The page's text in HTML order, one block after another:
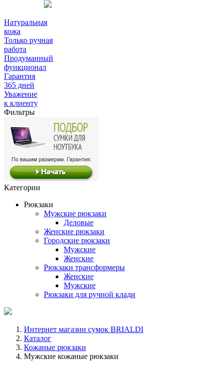
Натуральная
кожа
Только ручная
работа
Продуманный
функционал
Гарантия
365 дней
Уважение
к клиенту
Фильтры
Категории
Рюкзаки
Мужские рюкзаки
Деловые
Женские рюкзаки
Городские рюкзаки
Мужские
Женские
Рюкзаки трансформеры
Женские
Мужские
Рюкзаки для ручной клади
Интернет магазин сумок BRIALDI
Каталог
Кожаные рюкзаки
Мужские кожаные рюкзаки